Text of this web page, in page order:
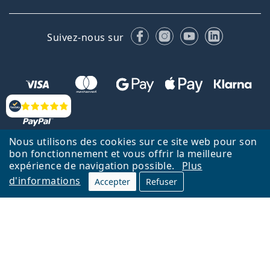
Nous utilisons des cookies sur ce site web pour son
bon fonctionnement et vous offrir la meilleure
expérience de navigation possible.
Plus
d'informations
Accepter Refuser
Évaluation
Suivez-nous sur FacebookInstagram
YouTubeLinkedIn
Retour à la page d'accueil
Haut
Lentiamo.fr est géré et exploité par Lentiamo s.r.o., République
Un service en ligne pour vous depuis 18 ans.